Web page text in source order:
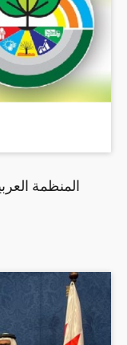
المنظمة